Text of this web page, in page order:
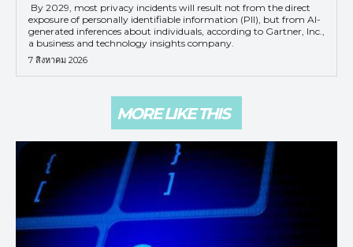
By 2029, most privacy incidents will result not from the direct
exposure of personally identifiable information (PII), but from AI-
generated inferences about individuals, according to Gartner, Inc.,
a business and technology insights company.
7 สิงหาคม 2026
MORE LIKE THIS